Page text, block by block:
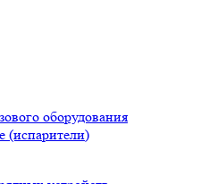
оборудования
(испарители)